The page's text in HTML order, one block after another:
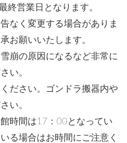
終営業日となります。
なく変更する場合がありま
お願いいたします。
崩の原因になるなど非常に
い。
ださい。ゴンドラ搬器内や
い。
時間は17：00となってい
る場合はお時間にご注意く